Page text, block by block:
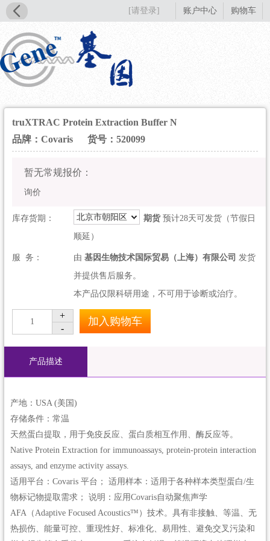
[请登录] 账户中心 购物车
truXTRAC Protein Extraction Buffer N
品牌：Covaris
货号：520099
暂无常规报价：
询价
库存货期： 北京市朝阳区 期货预计28天可发货（节假日
顺延）
服 务： 由 基因生物技术国际贸易（上海）有限公司 发货
并提供售后服务。
本产品仅限科研用途，不可用于诊断或治疗。
1
+
-
加入购物车
产品描述
产地：USA (美国)
存储条件：常温
天然蛋白提取，用于免疫反应、蛋白质相互作用、酶反应等。
Native Protein Extraction for immunoassays, protein-protein interaction
assays, and enzyme activity assays.
适用平台：Covaris 平台； 适用样本：适用于各种样本类型蛋白/生
物标记物提取需求； 说明：应用Covaris自动聚焦声学
AFA（Adaptive Focused Acoustics™）技术。具有非接触、等温、无
热损伤、能量可控、重现性好、标准化、易用性、避免交叉污染和